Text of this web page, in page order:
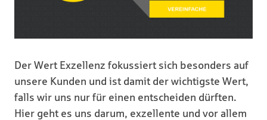
Der Wert Exzellenz fokussiert sich besonders auf
unsere Kunden und ist damit der wichtigste Wert,
falls wir uns nur für einen entscheiden dürften.
Hier geht es uns darum, exzellente und vor allem